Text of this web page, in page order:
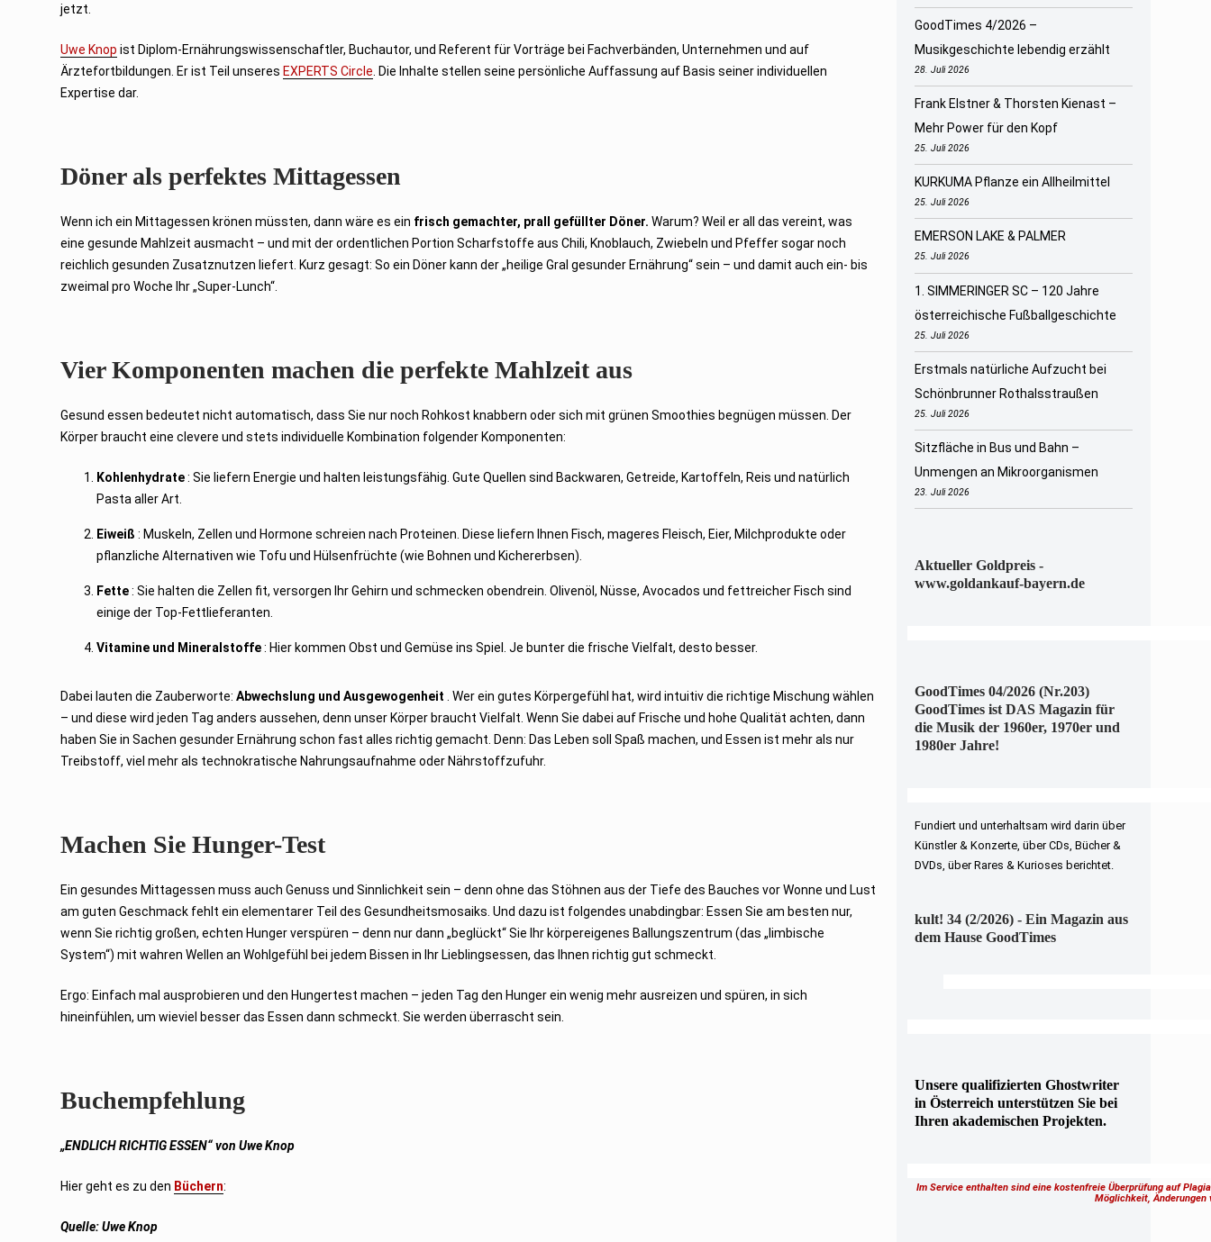
jetzt.
Uwe Knop ist Diplom-Ernährungswissenschaftler, Buchautor, und Referent für Vorträge bei Fachverbänden, Unternehmen und auf
Ärztefortbildungen. Er ist Teil unseresEXPERTS Circle . Die Inhalte stellen seine persönliche Auffassung auf Basis seiner individuellen
Expertise dar.
Döner als perfektes Mittagessen
Wenn ich ein Mittagessen krönen müssten, dann wäre es ein frisch gemachter, prall gefüllter Döner. Warum? Weil er all das vereint, was
eine gesunde Mahlzeit ausmacht – und mit der ordentlichen Portion Scharfstoffe aus Chili, Knoblauch, Zwiebeln und Pfeffer sogar noch
reichlich gesunden Zusatznutzen liefert. Kurz gesagt: So ein Döner kann der „heilige Gral gesunder Ernährung“ sein – und damit auch ein- bis
zweimal pro Woche Ihr „Super-Lunch“.
Vier Komponenten machen die perfekte Mahlzeit aus
Gesund essen bedeutet nicht automatisch, dass Sie nur noch Rohkost knabbern oder sich mit grünen Smoothies begnügen müssen. Der
Körper braucht eine clevere und stets individuelle Kombination folgender Komponenten:
Kohlenhydrate: Sie liefern Energie und halten leistungsfähig. Gute Quellen sind Backwaren, Getreide, Kartoffeln, Reis und natürlich
Pasta aller Art.
Eiweiß : Muskeln, Zellen und Hormone schreien nach Proteinen. Diese liefern Ihnen Fisch, mageres Fleisch, Eier, Milchprodukte oder
pflanzliche Alternativen wie Tofu und Hülsenfrüchte (wie Bohnen und Kichererbsen).
Fette: Sie halten die Zellen fit, versorgen Ihr Gehirn und schmecken obendrein. Olivenöl, Nüsse, Avocados und fettreicher Fisch sind
einige der Top-Fettlieferanten.
Vitamine und Mineralstoffe: Hier kommen Obst und Gemüse ins Spiel. Je bunter die frische Vielfalt, desto besser.
Dabei lauten die Zauberworte:Abwechslung und Ausgewogenheit . Wer ein gutes Körpergefühl hat, wird intuitiv die richtige Mischung wählen
– und diese wird jeden Tag anders aussehen, denn unser Körper braucht Vielfalt. Wenn Sie dabei auf Frische und hohe Qualität achten, dann
haben Sie in Sachen gesunder Ernährung schon fast alles richtig gemacht. Denn: Das Leben soll Spaß machen, und Essen ist mehr als nur
Treibstoff, viel mehr als technokratische Nahrungsaufnahme oder Nährstoffzufuhr.
Machen Sie Hunger-Test
Ein gesundes Mittagessen muss auch Genuss und Sinnlichkeit sein – denn ohne das Stöhnen aus der Tiefe des Bauches vor Wonne und Lust
am guten Geschmack fehlt ein elementarer Teil des Gesundheitsmosaiks. Und dazu ist folgendes unabdingbar: Essen Sie am besten nur,
wenn Sie richtig großen, echten Hunger verspüren – denn nur dann „beglückt“ Sie Ihr körpereigenes Ballungszentrum (das „limbische
System“) mit wahren Wellen an Wohlgefühl bei jedem Bissen in Ihr Lieblingsessen, das Ihnen richtig gut schmeckt.
Ergo: Einfach mal ausprobieren und den Hungertest machen – jeden Tag den Hunger ein wenig mehr ausreizen und spüren, in sich
hineinfühlen, um wieviel besser das Essen dann schmeckt. Sie werden überrascht sein.
Buchempfehlung
„ENDLICH RICHTIG ESSEN“ von Uwe Knop
Hier geht es zu den Büchern:
Quelle: Uwe Knop
GoodTimes 4/2026 –
Musikgeschichte lebendig erzählt
28. Juli 2026
Frank Elstner & Thorsten Kienast –
Mehr Power für den Kopf
25. Juli 2026
KURKUMA Pflanze ein Allheilmittel
25. Juli 2026
EMERSON LAKE & PALMER
25. Juli 2026
1. SIMMERINGER SC – 120 Jahre
österreichische Fußballgeschichte
25. Juli 2026
Erstmals natürliche Aufzucht bei
Schönbrunner Rothalsstraußen
25. Juli 2026
Sitzfläche in Bus und Bahn –
Unmengen an Mikroorganismen
23. Juli 2026
Aktueller Goldpreis -
www.goldankauf-bayern.de
GoodTimes 04/2026 (Nr.203)
GoodTimes ist DAS Magazin für
die Musik der 1960er, 1970er und
1980er Jahre!
Fundiert und unterhaltsam wird darin über
Künstler & Konzerte, über CDs, Bücher &
DVDs, über Rares & Kurioses berichtet.
kult! 34 (2/2026) - Ein Magazin aus
dem Hause GoodTimes
Unsere qualifizierten Ghostwriter
in Österreich unterstützen Sie bei
Ihren akademischen Projekten.
Im Service enthalten sind eine kostenfreie Überprüfung auf
Möglichkeit,